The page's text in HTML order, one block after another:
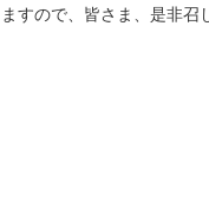
すので、皆さま、是非召